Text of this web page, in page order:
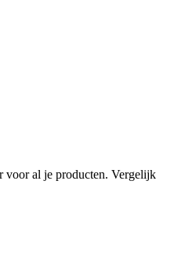
voor al je producten. Vergelijk